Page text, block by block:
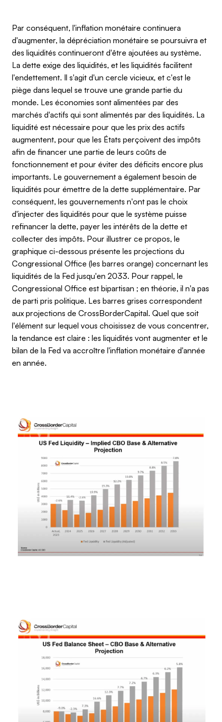
Par conséquent, l'inflation monétaire continuera
d'augmenter, la dépréciation monétaire se poursuivra et
des liquidités continueront d'être ajoutées au système.
La dette exige des liquidités, et les liquidités facilitent
l'endettement. Il s'agit d'un cercle vicieux, et c'est le
piège dans lequel se trouve une grande partie du
monde. Les économies sont alimentées par des
marchés d'actifs qui sont alimentés par des liquidités. La
liquidité est nécessaire pour que les prix des actifs
augmentent, pour que les États perçoivent des impôts
afin de financer une partie de leurs coûts de
fonctionnement et pour éviter des déficits encore plus
importants. Le gouvernement a également besoin de
liquidités pour émettre de la dette supplémentaire. Par
conséquent, les gouvernements n'ont pas le choix
d'injecter des liquidités pour que le système puisse
refinancer la dette, payer les intérêts de la dette et
collecter des impôts. Pour illustrer ce propos, le
graphique ci-dessous présente les projections du
Congressional Office (les barres orange) concernant les
liquidités de la Fed jusqu'en 2033. Pour rappel, le
Congressional Office est bipartisan ; en théorie, il n'a pas
de parti pris politique. Les barres grises correspondent
aux projections de CrossBorderCapital. Quel que soit
l'élément sur lequel vous choisissez de vous concentrer,
la tendance est claire : les liquidités vont augmenter et le
bilan de la Fed va accroître l'inflation monétaire d'année
en année.